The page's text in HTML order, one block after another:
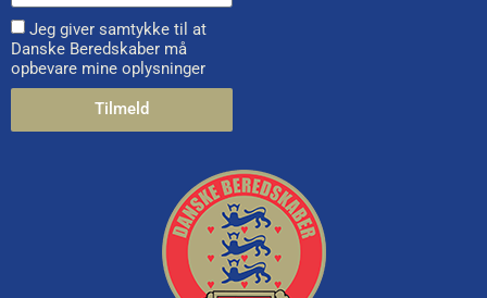
Jeg giver samtykke til at
Danske Beredskaber må
opbevare mine oplysninger
Tilmeld